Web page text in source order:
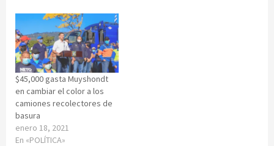
$45,000 gasta Muyshondt
en cambiar el color a los
camiones recolectores de
basura
enero 18, 2021
En «POLÍTICA»